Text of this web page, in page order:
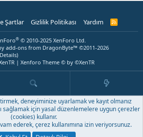
Şartlar Gizlilik Politikası Yardım
R
® © 2010-2025 XenForo Ltd.
add-ons from DragonByte™ ©2011-2026
Details)
| Xenforo Theme © by ©XenTR
deneyiminize uyarlamak ve kayıt olmanız
sağlamak için yasal düzenlemelere uygun çerezler
(cookies) kullanır.
ederek, çerez kullanımına izin veriyorsunuz.